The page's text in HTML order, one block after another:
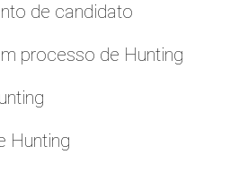
de candidato
processo de Hunting
Hunting